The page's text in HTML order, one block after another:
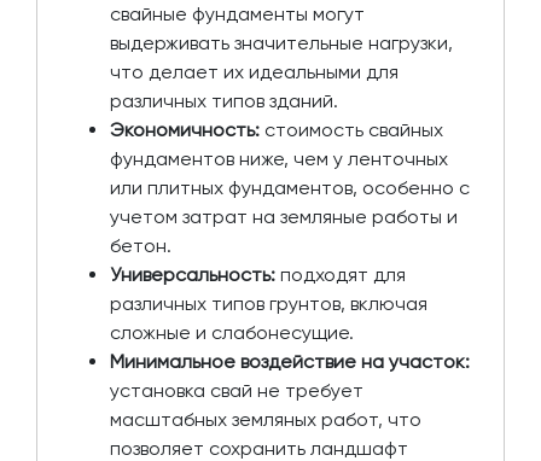
свайные фундаменты могут
выдерживать значительные нагрузки,
что делает их идеальными для
различных типов зданий.
Экономичность: стоимость свайных
фундаментов ниже, чем у ленточных
или плитных фундаментов, особенно с
учетом затрат на земляные работы и
бетон.
Универсальность: подходят для
различных типов грунтов, включая
сложные и слабонесущие.
Минимальное воздействие на участок:
установка свай не требует
масштабных земляных работ, что
позволяет сохранить ландшафт